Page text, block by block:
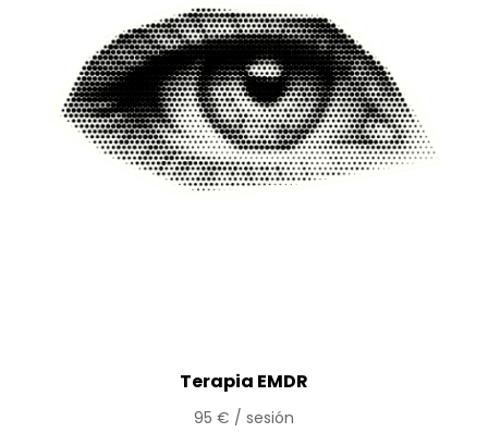
Terapia EMDR
95 € / sesión